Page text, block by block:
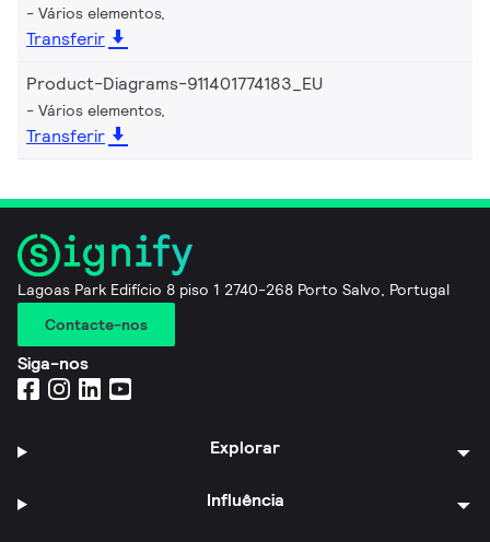
Vários elementos,
Transferir
Product-Diagrams-911401774183_EU
Vários elementos,
Transferir
Lagoas Park Edifício 8 piso 1 2740-268 Porto Salvo, Portugal
Contacte-nos
Siga-nos
Explorar
Influência